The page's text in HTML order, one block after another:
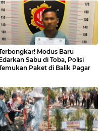
Modus Baru
Sabu di Toba, Polisi
Paket di Balik Pagar